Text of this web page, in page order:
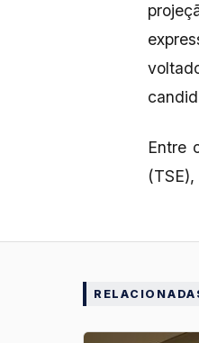
Entre